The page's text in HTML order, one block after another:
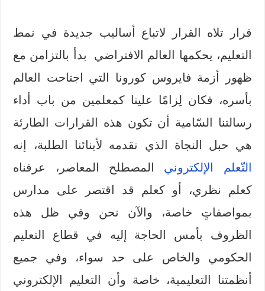
قرار تلاه القرار لاتباع أساليب جديدة في نمط
التعليم، يحكمها العالم الافتراضي بدأ بالتزامن مع
ظهور أزمة فايروس كورونا التي اجتاحت العالم
بأسره، فكان لِزامًا علينا كمعلمين من باب أداء
رسالتنا السّامية أن تكون هذه القرارات الطارئة
هي حبل النجاة الذي نقدمه لأبنائنا الطلبة، إنه
التّعلم الإلكتروني المصطلح المعاصر، عرفناه
كعلم نظري، أو كعلم قد اقتصر على مدارس
بمواصفاتٍ خاصة، والآن نحن وفي ظل هذه
الظروف بأمس الحاجة إليه في قطاع التعليم
الحكومي والخاص على حد سواء، وفي جميع
أنظمتنا التعليمية، خاصة وأن التعليم الإلكتروني